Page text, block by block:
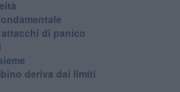
di panico
deriva dai limiti